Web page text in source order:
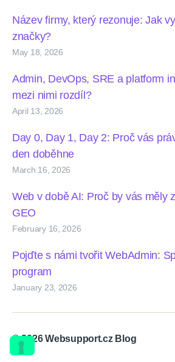
Název firmy, který rezonuje: Jak
značky?
May 18, 2026
Admin, DevOps, SRE a platform
mezi nimi rozdíl?
April 13, 2026
Day 0, Day 1, Day 2: Proč vás
den doběhne
March 16, 2026
Web v době AI: Proč by vás měly
GEO
February 16, 2026
Pojďte s námi tvořit WebAdmin:
program
January 23, 2026
© 2026Websupport.cz Blog